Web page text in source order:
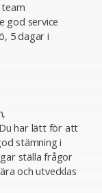
god service
5 dagar i
har lätt för att
stämning i
ställa frågor
och utvecklas